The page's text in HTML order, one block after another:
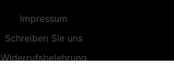
Impressum
Schreiben Sie uns
Widerrufsbelehrung